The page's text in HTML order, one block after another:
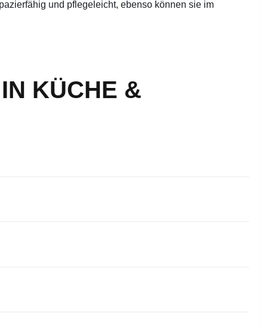
und pflegeleicht, ebenso können sie im
KÜCHE &